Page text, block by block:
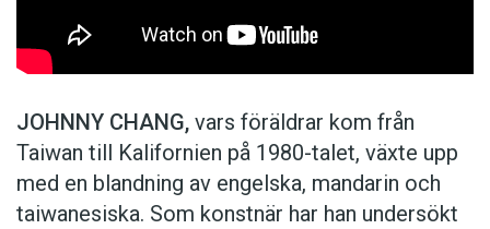
JOHNNY CHANG, vars föräldrar kom från
Taiwan till Kalifornien på 1980-talet, växte upp
med en blandning av engelska, mandarin och
taiwanesiska. Som konstnär har han undersökt